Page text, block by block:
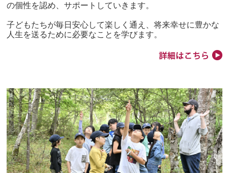
の個性を認め、サポートしていきます。
子どもたちが毎日安心して楽しく通え、将来幸せに豊かな
人生を送るために必要なことを学びます。